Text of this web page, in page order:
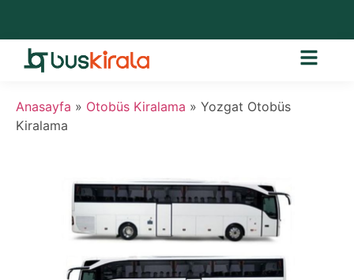
Anasayfa » Otobüs Kiralama » Yozgat Otobüs
Kiralama